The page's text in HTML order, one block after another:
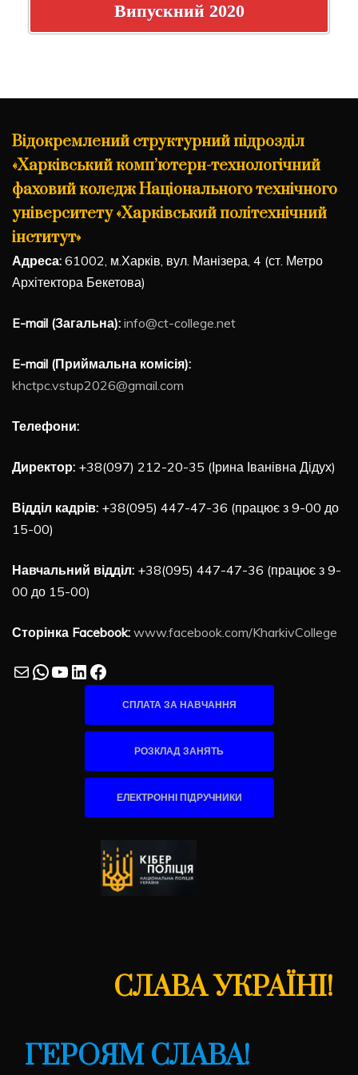
Випускний 2020
Відокремлений структурний підрозділ
«Харківський комп’ютерн-технологічний
фаховий коледж Національного технічного
університету «Харківський політехнічний
інститут»
Адреса: 61002, м.Харків, вул. Манізера, 4 (ст. Метро
Архітектора Бекетова)
E-mail (Загальна): info@ct-college.net
E-mail (Приймальна комісія):
khctpc.vstup2026@gmail.com
Телефони:
Директор: +38(097) 212-20-35 (Ірина Іванівна Дідух)
Відділ кадрів: +38(095) 447-47-36 (працює з 9-00 до
15-00)
Навчальний відділ: +38(095) 447-47-36 (працює з 9-
00 до 15-00)
Сторінка Facebook: www.facebook.com/KharkivCollege
MailWhatsApp
YouTube
LinkedIn
Facebook
СПЛАТА ЗА НАВЧАННЯ
РОЗКЛАД ЗАНЯТЬ
ЕЛЕКТРОННІ ПІДРУЧНИКИ
СЛАВА УКРАЇНІ!
ГЕРОЯМ СЛАВА!